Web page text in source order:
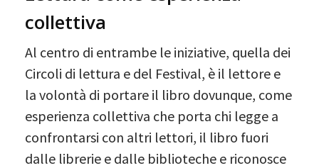
collettiva
Al centro di entrambe le iniziative, quella dei
Circoli di lettura e del Festival, è il lettore e
la volontà di portare il libro dovunque, come
esperienza collettiva che porta chi legge a
confrontarsi con altri lettori, il libro fuori
dalle librerie e dalle biblioteche e riconosce